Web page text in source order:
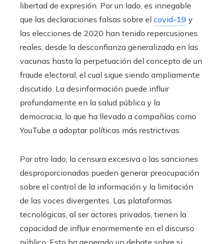
libertad de expresión. Por un lado, es innegable
que las declaraciones falsas sobre el covid-19 y
las elecciones de 2020 han tenido repercusiones
reales, desde la desconfianza generalizada en las
vacunas hasta la perpetuación del concepto de un
fraude electoral, el cual sigue siendo ampliamente
discutido. La desinformación puede influir
profundamente en la salud pública y la
democracia, lo que ha llevado a compañías como
YouTube a adoptar políticas más restrictivas.
Por otro lado, la censura excesiva o las sanciones
desproporcionadas pueden generar preocupación
sobre el control de la información y la limitación
de las voces divergentes. Las plataformas
tecnológicas, al ser actores privados, tienen la
capacidad de influir enormemente en el discurso
público. Esto ha generado un debate sobre si